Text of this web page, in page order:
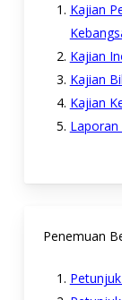
Kajian
Kajian
Kajian
Kajian
Laporan
Penemuan